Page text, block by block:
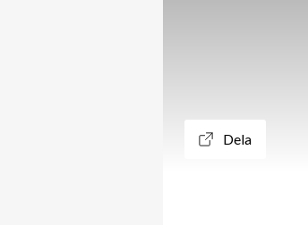
Dela